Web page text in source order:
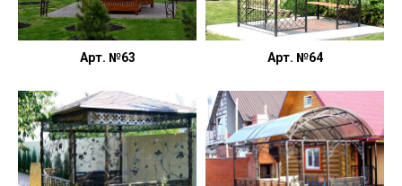
Арт. №63 Арт. №64